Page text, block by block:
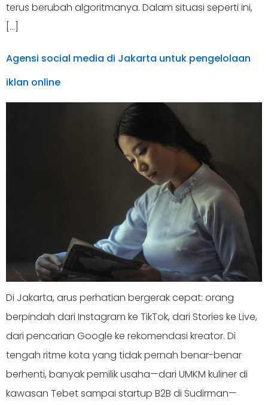
terus berubah algoritmanya. Dalam situasi seperti ini,
[…]
Agensi social media di Jakarta untuk pengelolaan
iklan online
Di Jakarta, arus perhatian bergerak cepat: orang
berpindah dari Instagram ke TikTok, dari Stories ke Live,
dari pencarian Google ke rekomendasi kreator. Di
tengah ritme kota yang tidak pernah benar-benar
berhenti, banyak pemilik usaha—dari UMKM kuliner di
kawasan Tebet sampai startup B2B di Sudirman—